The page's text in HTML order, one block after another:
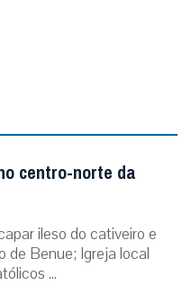
centro-norte da
ileso do cativeiro e
de Benue; Igreja local
...